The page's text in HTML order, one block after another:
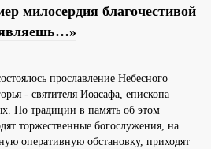
милосердия благочестивой
прославление Небесного
- святителя Иоасафа, епископа
По традиции в память об этом
торжественные богослужения, на
оперативную обстановку, приходят